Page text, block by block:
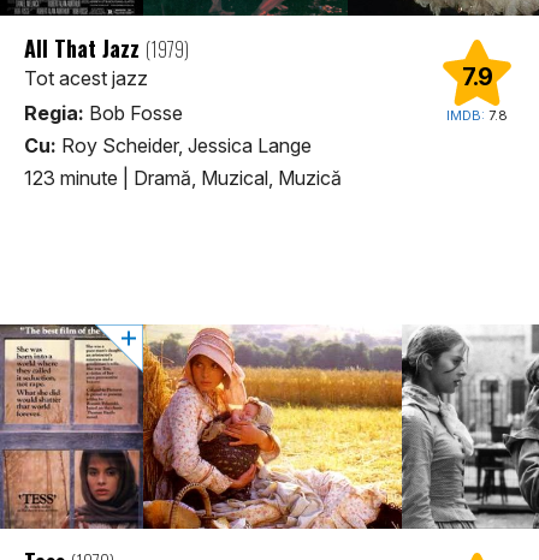
7.9
IMDB: 7.8
All That Jazz (1979)
Tot acest jazz
Regia: Bob Fosse
Cu: Roy Scheider, Jessica Lange
123 minute
Dramă, Muzical, Muzică